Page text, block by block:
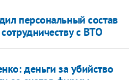
персональный состав
с ВТО
деньги за убийство